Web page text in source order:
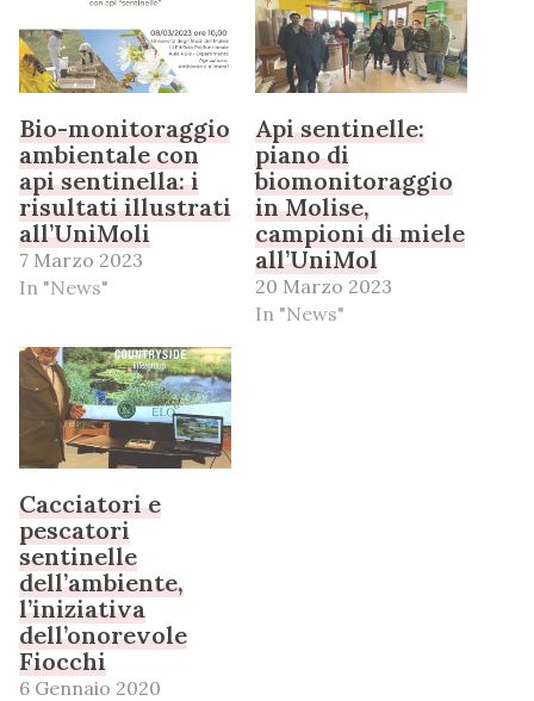
Bio-monitoraggio
ambientale con
api sentinella: i
risultati illustrati
all’UniMoli
7 Marzo 2023
In "News"
Api sentinelle:
piano di
biomonitoraggio
in Molise,
campioni di miele
all’UniMol
20 Marzo 2023
In "News"
Cacciatori e
pescatori
sentinelle
dell’ambiente,
l’iniziativa
dell’onorevole
Fiocchi
6 Gennaio 2020